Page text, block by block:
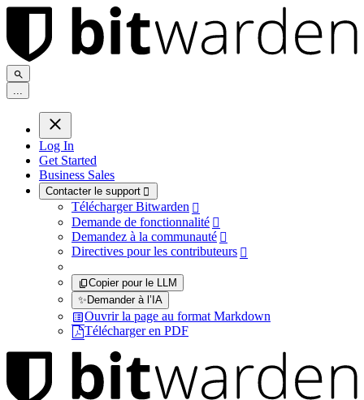
...
Log In
Get Started
Business Sales
Contacter le support 
Télécharger Bitwarden 
Demande de fonctionnalité 
Demandez à la communauté 
Directives pour les contributeurs 
Copier pour le LLM
✨Demander à l’IA
Ouvrir la page au format Markdown
Télécharger en PDF